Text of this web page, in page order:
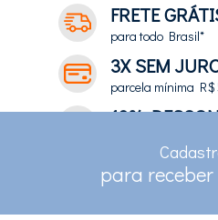
FRETE
para todo Brasil*
3X SEM
parcela mínima R$
10%
para